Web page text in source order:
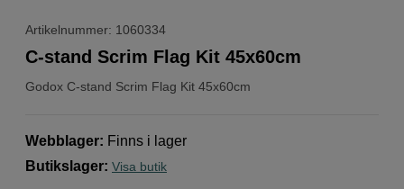
Artikelnummer: 1060334
Godox C-stand Scrim Flag Kit 45x60cm
C-stand Scrim Flag Kit 45x60cm
Webblager: Finns i lager
Butikslager: Visa butik